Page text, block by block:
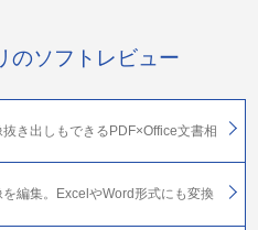
のソフトレビュー
き出しもできるPDF×Office文書相
編集。ExcelやWord形式にも変換